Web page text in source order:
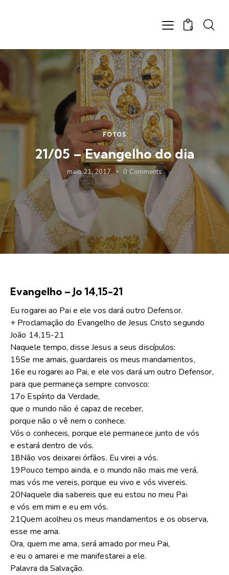
0
FOTOS
21/05 – Evangelho do dia
maio 21, 2017 0 Comments
Evangelho – Jo 14,15-21
Eu rogarei ao Pai e ele vos dará outro Defensor.
+ Proclamação do Evangelho de Jesus Cristo segundo
João 14,15-21
Naquele tempo, disse Jesus a seus discípulos:
15Se me amais, guardareis os meus mandamentos,
16e eu rogarei ao Pai, e ele vos dará um outro Defensor,
para que permaneça sempre convosco:
17o Espírito da Verdade,
que o mundo não é capaz de receber,
porque não o vê nem o conhece.
Vós o conheceis, porque ele permanece junto de vós
e estará dentro de vós.
18Não vos deixarei órfãos. Eu virei a vós.
19Pouco tempo ainda, e o mundo não mais me verá,
mas vós me vereis, porque eu vivo e vós vivereis.
20Naquele dia sabereis que eu estou no meu Pai
e vós em mim e eu em vós.
21Quem acolheu os meus mandamentos e os observa,
esse me ama.
Ora, quem me ama, será amado por meu Pai,
e eu o amarei e me manifestarei a ele.
Palavra da Salvação.